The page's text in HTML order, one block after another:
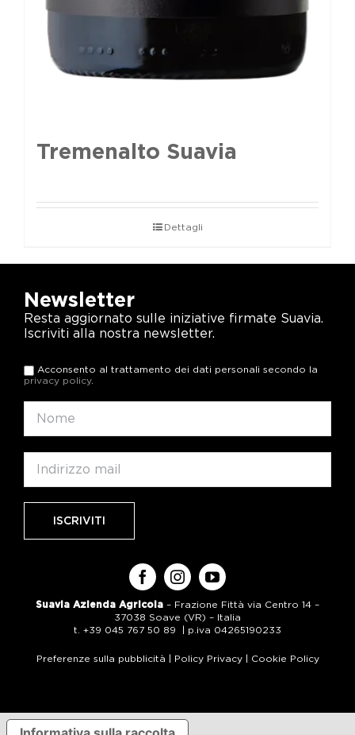
Tremenalto Suavia
Dettagli
Newsletter
Resta aggiornato sulle iniziative firmate Suavia.
Iscriviti alla nostra newsletter.
Acconsento al trattamento dei dati personali secondo la
privacy policy.
Suavia Azienda Agricola – Frazione Fittà via Centro 14 –
37038 Soave (VR) – Italia
t. +39 045 767 50 89 | p.iva 04265190233
Preferenze sulla pubblicità | Policy Privacy| Cookie Policy